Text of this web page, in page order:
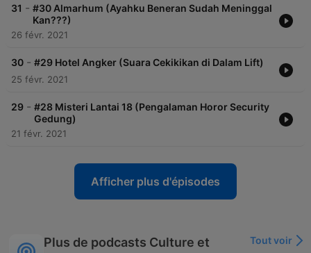
31 - #30 Almarhum (Ayahku Beneran Sudah Meninggal
Kan???)
26 févr. 2021
30 - #29 Hotel Angker (Suara Cekikikan di Dalam Lift)
25 févr. 2021
29 - #28 Misteri Lantai 18 (Pengalaman Horor Security
Gedung)
21 févr. 2021
Afficher plus d'épisodes
Plus de podcasts Culture et
Tout voir